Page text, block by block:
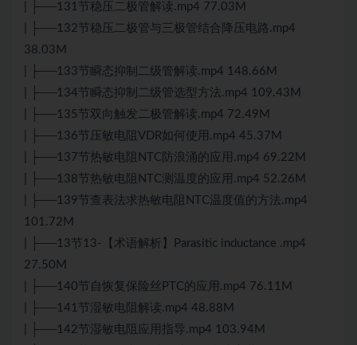
| ├──131节稳压二极管解读.mp4 77.03M
| ├──132节稳压二极管与三极管结合降压电路.mp4
38.03M
| ├──133节瞬态抑制二级管解读.mp4 148.66M
| ├──134节瞬态抑制二级管选型方法.mp4 109.43M
| ├──135节双向触发二极管解读.mp4 72.49M
| ├──136节压敏电阻VDR如何使用.mp4 45.37M
| ├──137节热敏电阻NTC防浪涌的应用.mp4 69.22M
| ├──138节热敏电阻NTC测温度的应用.mp4 52.26M
| ├──139节查表法求热敏电阻NTC温度值的方法.mp4
101.72M
| ├──13节13-【术语解析】Parasitic inductance .mp4
27.50M
| ├──140节自恢复保险丝PTC的应用.mp4 76.11M
| ├──141节湿敏电阻解读.mp4 48.88M
| ├──142节湿敏电阻应用指导.mp4 103.94M